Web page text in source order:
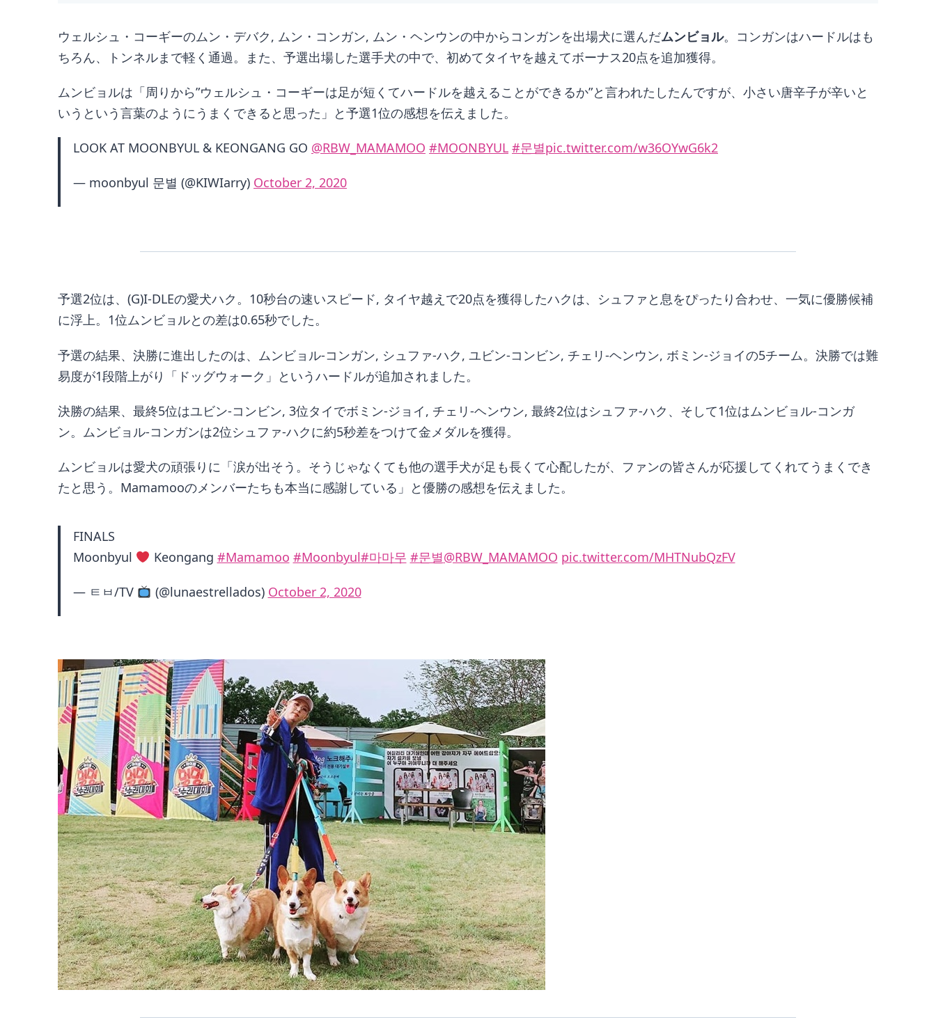
ウェルシュ・コーギーのムン・デバク, ムン・コンガン, ムン・ヘンウンの中からコンガンを出場犬に選んだムンビョル。コンガンはハードルはも
ちろん、トンネルまで軽く通過。また、予選出場した選手犬の中で、初めてタイヤを越えてボーナス20点を追加獲得。
ムンビョルは「周りから”ウェルシュ・コーギーは足が短くてハードルを越えることができるか”と言われたしたんですが、小さい唐辛子が辛いと
いうという言葉のようにうまくできると思った」と予選1位の感想を伝えました。
LOOK AT MOONBYUL & KEONGANG GO @RBW_MAMAMOO #MOONBYUL #문별pic.twitter.com/w36OYwG6k2
— moonbyul 문별 (@KIWIarry) October 2, 2020
予選2位は、(G)I-DLEの愛犬ハク。10秒台の速いスピード, タイヤ越えで20点を獲得したハクは、シュファと息をぴったり合わせ、一気に優勝候補
に浮上。1位ムンビョルとの差は0.65秒でした。
予選の結果、決勝に進出したのは、ムンビョル-コンガン, シュファ-ハク, ユビン-コンビン, チェリ-ヘンウン, ボミン-ジョイの5チーム。決勝では難
易度が1段階上がり「ドッグウォーク」というハードルが追加されました。
決勝の結果、最終5位はユビン-コンビン, 3位タイでボミン-ジョイ, チェリ-ヘンウン, 最終2位はシュファ-ハク、そして1位はムンビョル-コンガ
ン。ムンビョル-コンガンは2位シュファ-ハクに約5秒差をつけて金メダルを獲得。
ムンビョルは愛犬の頑張りに「涙が出そう。そうじゃなくても他の選手犬が足も長くて心配したが、ファンの皆さんが応援してくれてうまくでき
たと思う。Mamamooのメンバーたちも本当に感謝している」と優勝の感想を伝えました。
FINALS
Moonbyul
Keongang #Mamamoo #Moonbyul#마마무 #문별@RBW_MAMAMOO pic.twitter.com/MHTNubQzFV
— ㅌㅂ/TV (@lunaestrellados) October 2, 2020